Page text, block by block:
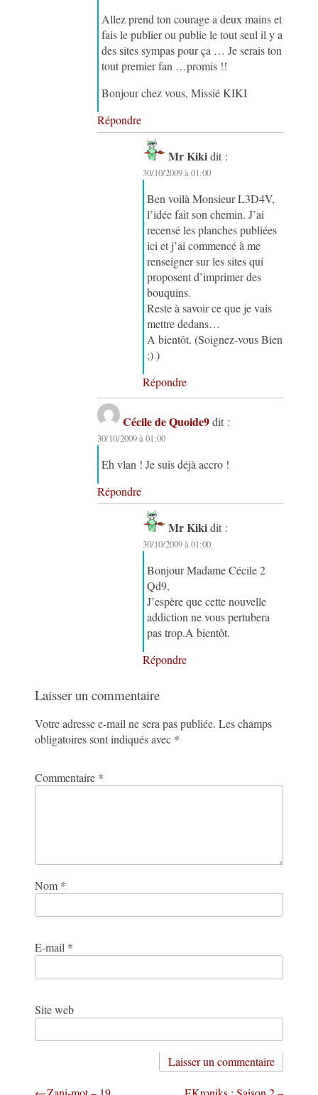
Allez prend ton courage a deux mains et
fais le publier ou publie le tout seul il y a
des sites sympas pour ça … Je serais ton
tout premier fan …promis !!
Bonjour chez vous, Missié KIKI
Répondre
Mr Kiki dit :
30/10/2009 à 01:00
Ben voilà Monsieur L3D4V,
l’idée fait son chemin. J’ai
recensé les planches publiées
ici et j’ai commencé à me
renseigner sur les sites qui
proposent d’imprimer des
bouquins.
Reste à savoir ce que je vais
mettre dedans…
A bientôt. (Soignez-vous Bien
;) )
Répondre
Cécile de Quoide9 dit :
30/10/2009 à 01:00
Eh vlan ! Je suis déjà accro !
Répondre
Mr Kiki dit :
30/10/2009 à 01:00
Bonjour Madame Cécile 2
Qd9,
J’espère que cette nouvelle
addiction ne vous pertubera
pas trop.A bientôt.
Répondre
Laisser un commentaire
Votre adresse e-mail ne sera pas publiée. Les champs
obligatoires sont indiqués avec *
Commentaire *
Nom *
E-mail *
Site web